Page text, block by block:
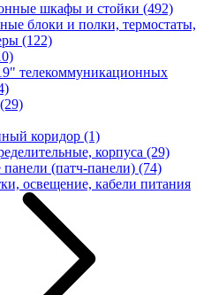
шкафы и стойки (492)
блоки и полки, термостаты,
(122)
телекоммуникационных
(29)
коридор (1)
корпуса (29)
(патч-панели) (74)
освещение, кабели питания